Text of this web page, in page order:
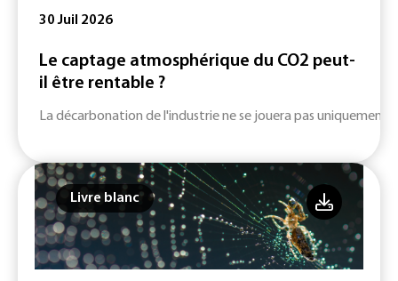
30 Juil 2026
Le captage atmosphérique du CO2 peut-
il être rentable ?
La décarbonation de l'industrie ne se jouera pas uniquement
Livre blanc